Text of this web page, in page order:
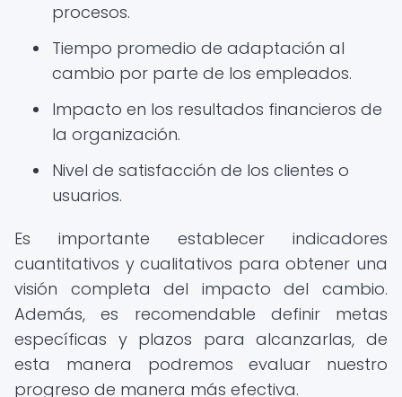
procesos.
Tiempo promedio de adaptación al
cambio por parte de los empleados.
Impacto en los resultados financieros de
la organización.
Nivel de satisfacción de los clientes o
usuarios.
Es importante establecer indicadores
cuantitativos y cualitativos para obtener una
visión completa del impacto del cambio.
Además, es recomendable definir metas
específicas y plazos para alcanzarlas, de
esta manera podremos evaluar nuestro
progreso de manera más efectiva.